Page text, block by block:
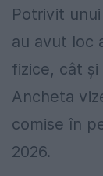
Potrivit
au avut loc
fizice, cât
Ancheta
comise în
2026.